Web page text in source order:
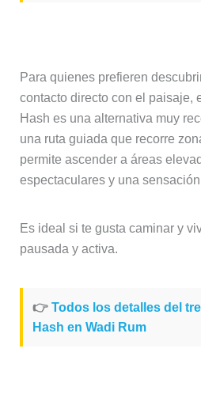
Para quienes prefieren
contacto directo con el paisaje,
Hash es una alternativa muy
una ruta guiada que recorre
permite ascender a áreas
espectaculares y una
Es ideal si te gusta caminar y
pausada y activa.
👉 Todos los detalles del
Hash en Wadi Rum